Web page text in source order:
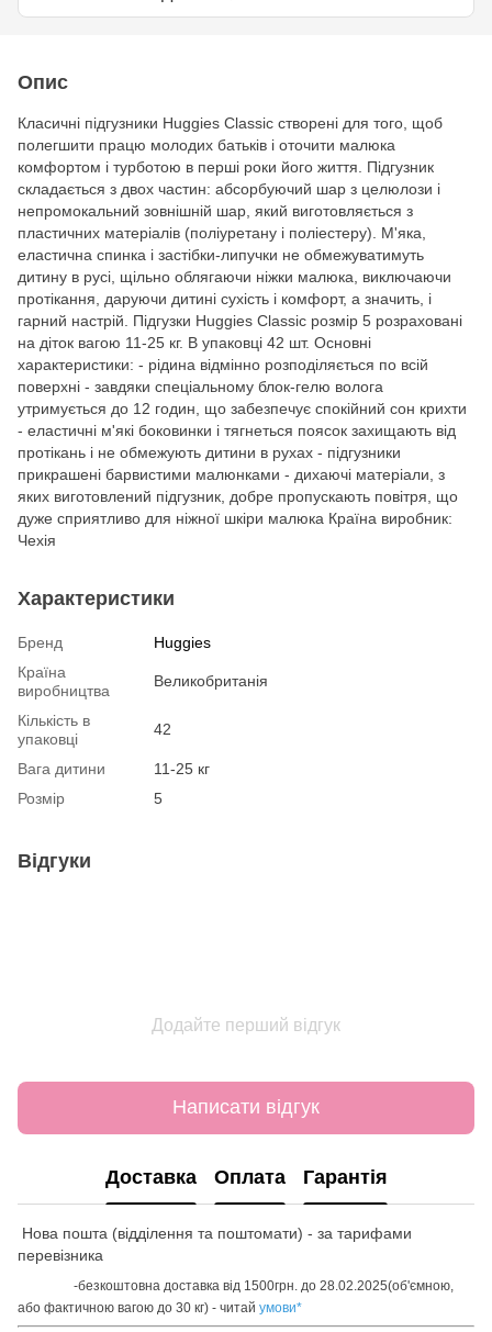
Опис
Класичні підгузники Huggies Clаssic створені для того, щоб
полегшити працю молодих батьків і оточити малюка
комфортом і турботою в перші роки його життя. Підгузник
складається з двох частин: абсорбуючий шар з целюлози і
непромокальний зовнішній шар, який виготовляється з
пластичних матеріалів (поліуретану і поліестеру). М'яка,
еластична спинка і застібки-липучки не обмежуватимуть
дитину в русі, щільно облягаючи ніжки малюка, виключаючи
протікання, даруючи дитині сухість і комфорт, а значить, і
гарний настрій. Підгузки Huggies Classic розмір 5 розраховані
на діток вагою 11-25 кг. В упаковці 42 шт. Основні
характеристики: - рідина відмінно розподіляється по всій
поверхні - завдяки спеціальному блок-гелю волога
утримується до 12 годин, що забезпечує спокійний сон крихти
- еластичні м'які боковинки і тягнеться поясок захищають від
протікань і не обмежують дитини в рухах - підгузники
прикрашені барвистими малюнками - дихаючі матеріали, з
яких виготовлений підгузник, добре пропускають повітря, що
дуже сприятливо для ніжної шкіри малюка Країна виробник:
Чехія
Характеристики
Бренд
Huggies
Країна
виробництва
Великобританія
Кількість в
упаковці
42
Вага дитини
11-25 кг
Розмір
5
Відгуки
Додайте перший відгук
Написати відгук
Доставка Оплата Гарантія
Нова пошта (відділення та поштомати) - за тарифами
перевізника
-безкоштовна доставка від 1500грн. до 28.02.2025(об'ємною,
або фактичною вагою до 30 кг) - читай умови*